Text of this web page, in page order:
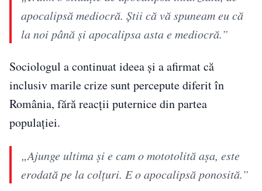
apocalipsă mediocră. Știi că vă spuneam eu că
la noi până și apocalipsa asta e mediocră.”
Sociologul a continuat ideea și a afirmat că
inclusiv marile crize sunt percepute diferit în
România, fără reacții puternice din partea
populației.
„Ajunge ultima și e cam o mototolită așa, este
erodată pe la colțuri. E o apocalipsă ponosită.”